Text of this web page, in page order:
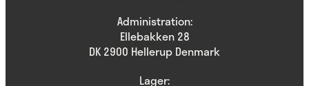
Administration:
Ellebakken 28
DK 2900 Hellerup Denmark
Lager: